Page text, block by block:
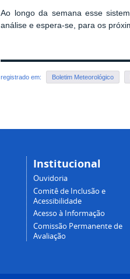
Ao longo da semana esse
análise e espera-se, para os
registrado em: Boletim Meteorológico
Institucional
Ouvidoria
Comitê de Inclusão e
Acessibilidade
Acesso à Informação
Comissão Permanente de
Avaliação